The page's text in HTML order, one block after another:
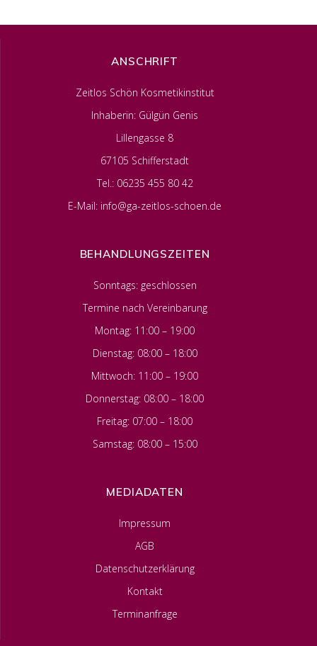
ANSCHRIFT
Zeitlos Schön Kosmetikinstitut
Inhaberin: Gülgün Genis
Lillengasse 8
67105 Schifferstadt
Tel.: 06235 455 80 42
E-Mail: info@ga-zeitlos-schoen.de
BEHANDLUNGSZEITEN
Sonntags: geschlossen
Termine nach Vereinbarung
Montag: 11:00 – 19:00
Dienstag: 08:00 – 18:00
Mittwoch: 11:00 – 19:00
Donnerstag: 08:00 – 18:00
Freitag: 07:00 – 18:00
Samstag: 08:00 – 15:00
MEDIADATEN
Impressum
AGB
Datenschutzerklärung
Kontakt
Terminanfrage